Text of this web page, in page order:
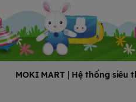
MOKI MART | Hệ thống siêu